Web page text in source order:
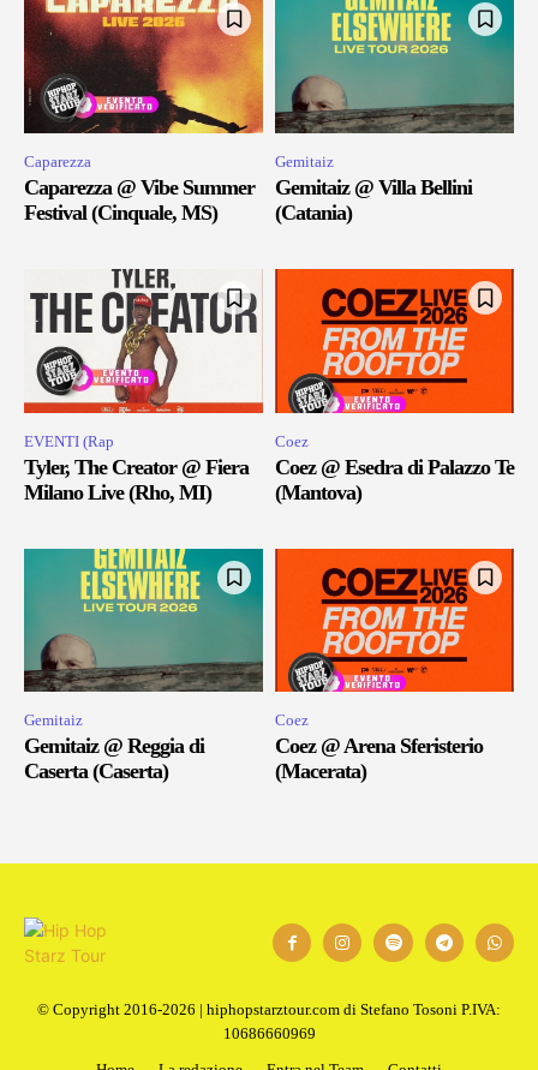
Caparezza
Caparezza @ Vibe Summer
Festival (Cinquale, MS)
Gemitaiz
Gemitaiz @ Villa Bellini
(Catania)
EVENTI (Rap
Tyler, The Creator @ Fiera
Milano Live (Rho, MI)
Coez
Coez @ Esedra di Palazzo Te
(Mantova)
Gemitaiz
Gemitaiz @ Reggia di
Caserta (Caserta)
Coez
Coez @ Arena Sferisterio
(Macerata)
© Copyright 2016-2026 | hiphopstarztour.com di Stefano Tosoni P.IVA:
10686660969